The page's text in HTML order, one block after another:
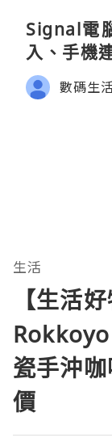
Signal電
入、手機
數碼生
生活
【生活
瓷手沖
價